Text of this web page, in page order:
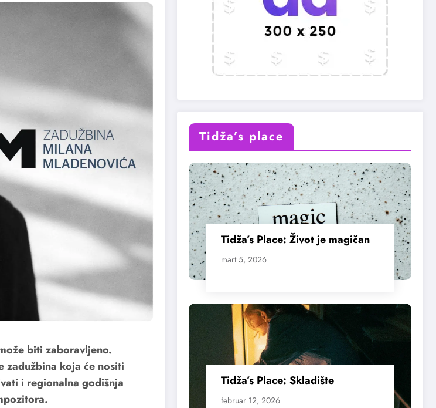
biti zaboravljeno.
zadužbina koja će nositi
i regionalna godišnja
Tidža’s place
Tidža’s Place: Život je magičan
mart 5, 2026
Tidža’s Place: Skladište
februar 12, 2026